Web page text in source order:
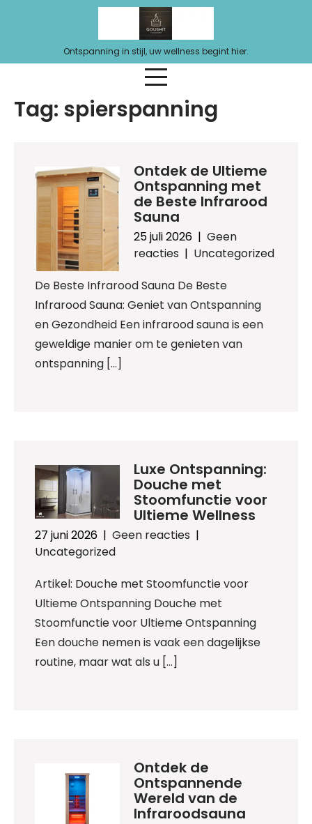
Ontspanning in stijl, uw wellness begint hier.
Tag: spierspanning
Ontdek de Ultieme
Ontspanning met
de Beste Infrarood
Sauna
25 juli 2026 | Geen
reacties | Uncategorized
De Beste Infrarood Sauna De Beste
Infrarood Sauna: Geniet van Ontspanning
en Gezondheid Een infrarood sauna is een
geweldige manier om te genieten van
ontspanning […]
Luxe Ontspanning:
Douche met
Stoomfunctie voor
Ultieme Wellness
27 juni 2026 | Geen reacties |
Uncategorized
Artikel: Douche met Stoomfunctie voor
Ultieme Ontspanning Douche met
Stoomfunctie voor Ultieme Ontspanning
Een douche nemen is vaak een dagelijkse
routine, maar wat als u […]
Ontdek de
Ontspannende
Wereld van de
Infraroodsauna